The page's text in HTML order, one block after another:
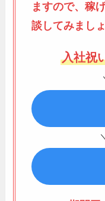
ますので、稼
談してみましょ
入社祝